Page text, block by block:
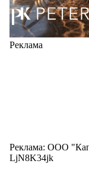
Реклама
Реклама: ООО
LjN8K34jk